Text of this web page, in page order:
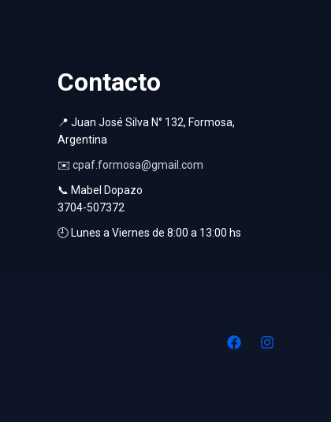
Contacto
📍 Juan José Silva N° 132, Formosa,
Argentina
✉️ cpaf.formosa@gmail.com
📞 Mabel Dopazo
3704-507372
🕘 Lunes a Viernes de 8:00 a 13:00 hs